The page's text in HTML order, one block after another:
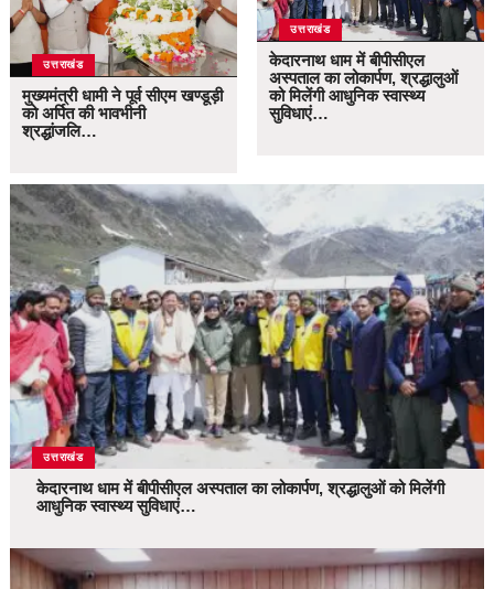
उत्तराखंड
मुख्यमंत्री धामी ने पूर्व सीएम खण्डूड़ी
को अर्पित की भावभीनी
श्रद्धांजलि…
उत्तराखंड
केदारनाथ धाम में बीपीसीएल
अस्पताल का लोकार्पण, श्रद्धालुओं
को मिलेंगी आधुनिक स्वास्थ्य
सुविधाएं…
उत्तराखंड
केदारनाथ धाम में बीपीसीएल अस्पताल का लोकार्पण, श्रद्धालुओं को मिलेंगी
आधुनिक स्वास्थ्य सुविधाएं…